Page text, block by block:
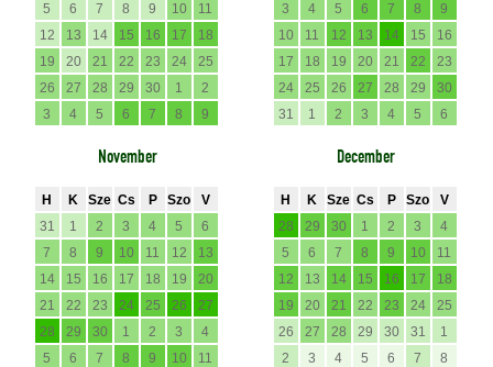
5
6 7 8 9 10
11
12
13 14 15 16 17
18
19
20 21 22 23 24
25
26
27 28 29 30 1
2
3
4 5 6 7 8 9
3
4 5 6 7 8
9
10
11 12 13 14 15
16
17
18 19 20 21 22
23
24
25 26 27 28 29
30
31
1 2 3 4 5 6
November
H K Sze Cs P Szo
V
31
1 2 3 4 5
6
7
8 9 10 11 12
13
14
15 16 17 18 19
20
21
22 23 24 25 26
27
28
29 30 1 2 3
4
5
6 7 8 9 10 11
December
H K Sze Cs P Szo
V
28
29 30 1 2 3
4
5
6 7 8 9 10
11
12
13 14 15 16 17
18
19
20 21 22 23 24
25
26
27 28 29 30 31
1
2
3 4 5 6 7 8